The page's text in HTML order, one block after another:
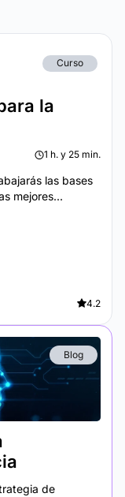
Curso
la
1 h. y 25 min.
las bases
mejores...
4.2
Blog
de